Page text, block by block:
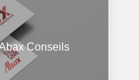
Conseils